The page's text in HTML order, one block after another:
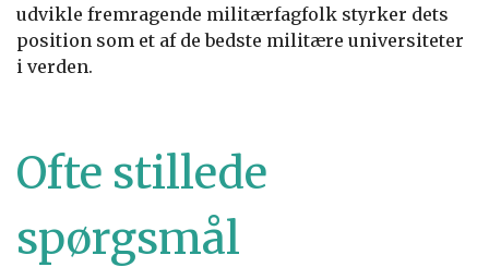
udvikle fremragende militærfagfolk styrker dets
position som et af de bedste militære universiteter
i verden.
Ofte stillede
spørgsmål